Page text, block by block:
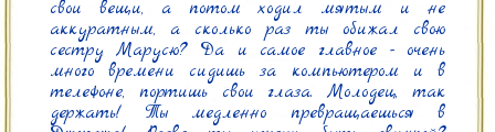
свои вещи, а потом ходил мятым и не
аккуратным, а сколько раз ты обижал свою
сестру Марусю? Да и самое главное - очень
много времени сидишь за компьютером и в
телефоне, портишь свои глаза. Молодец, так
держать! Ты медленно превращаешься в